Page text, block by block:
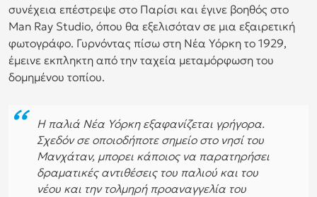
συνέχεια επέστρεψε στο Παρίσι και έγινε βοηθός στο
Man Ray Studio, όπου θα εξελισόταν σε μια εξαιρετική
φωτογράφο. Γυρνόντας πίσω στη Νέα Υόρκη το 1929,
έμεινε εκπληκτη από την ταχεία μεταμόρφωση του
δομημένου τοπίου.
Η παλιά Νέα Υόρκη εξαφανίζεται γρήγορα.
Σχεδόν σε οποιοδήποτε σημείο στο νησί του
Μανχάταν, μπορει κάποιος να παρατηρήσει
δραματικές αντιθέσεις του παλιού και του
νέου και την τολμηρή προαναγγελία του